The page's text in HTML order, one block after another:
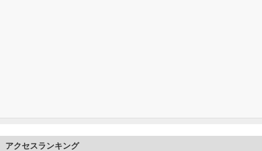
アクセスランキング